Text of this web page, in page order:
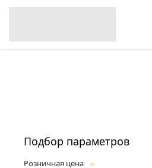
Подбор параметров
Розничная цена